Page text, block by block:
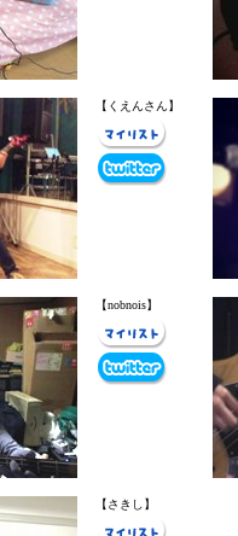
【くえんさん】
【nobnois】
【さきし】